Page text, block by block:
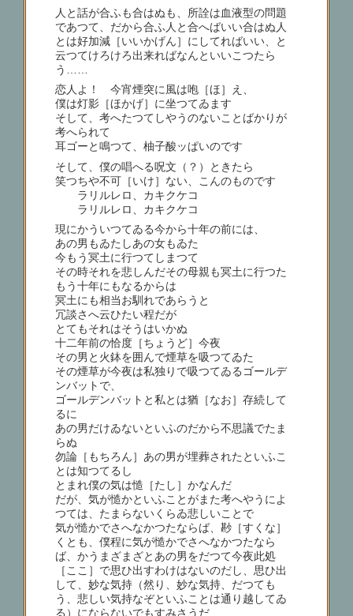
人と話が合ふも合はぬも、所詮は血液型の問題
であつて、だから合ふ人と合へばいい合はぬ人
とは好加減［いいかげん］にしてればいい、と
云つてけろけろ出来ればなんといいこつたら
う……
恋人よ！ 今宵煙突に風は咆［ほ］え、
僕は灯影［ほかげ］に坐つてゐます
そして、考へたつてしやうのないことばかりが
考へられて
耳ゴーと鳴つて、柚子酸ッぱいのです
そして、僕の唱へる呪文（？）ときたら
笑つちや不可［いけ］ない、こんのものです
ラリルレロ、カキクケコ
ラリルレロ、カキクケコ
現にかういつてゐる今から十年の前には、
あの男もゐたしあの女もゐた
今もう冥土に行つてしまつて
その時それを悲しんだその母親も冥土に行つた
もう十年にもなるからは
冥土にも相当お馴れであらうと
冗談さへ云ひたい程だが
とてもそれはそうはいかぬ
十二年前の恰度［ちょうど］今夜
その男と火鉢を囲んで煙草を吸つてゐた
その煙草が今夜は私独りで吸つてゐるゴールデ
ンバットで、
ゴールデンバットと私とは猶［なお］存続して
るに
あの男だけゐないといふのだから不思議でたま
らぬ
勿論［もちろん］あの男が埋葬されたといふこ
とは知つてるし
とまれ僕の気は慥［たし］かなんだ
だが、気が慥かといふことがまた考へやうによ
つては、たまらないくらゐ悲しいことで
気が慥かでさへなかつたならば、尠［すくな］
くとも、僕程に気が慥かでさへなかつたなら
ば、かうまざまざとあの男をだつて今夜此処
［ここ］で思ひ出すわけはないのだし、思ひ出
して、妙な気持（然り、妙な気持、だつても
う、悲しい気持なぞといふことは通り越してゐ
る）にならないでもすみさうだ